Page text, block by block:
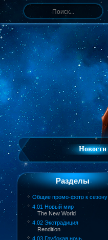
Новости
Разделы
Общие промо-фото к сезону
4.01 Новый мир
The New World
4.02 Экстрадиция
Rendition
4.03 Глубокая ночь